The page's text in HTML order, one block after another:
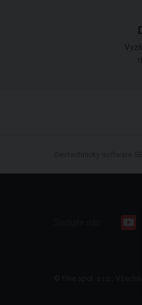
© Fine spol. s r.o.,